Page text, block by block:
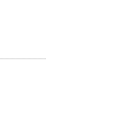
つな
くこと
緊張
ドキ